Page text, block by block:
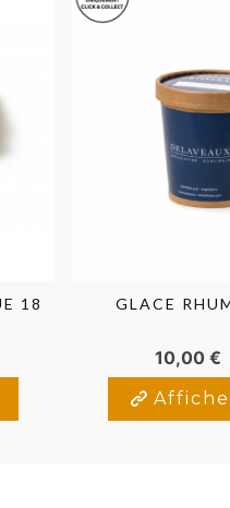
18
GLACE
10,00 €